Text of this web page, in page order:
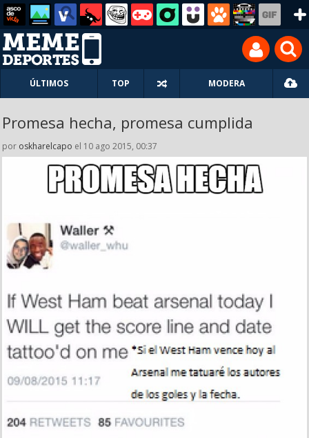
ÚLTIMOS TOP MODERA
Promesa hecha, promesa cumplida
por oskharelcapo el 10 ago 2015, 00:37